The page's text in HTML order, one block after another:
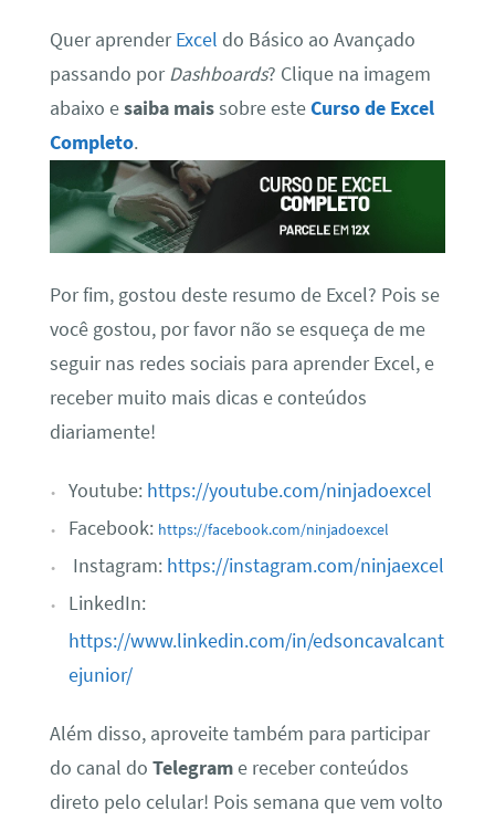
Quer aprenderExcel do Básico ao Avançado
passando porDashboards? Clique na imagem
abaixo esaiba maissobre esteCurso de Excel
Completo.
Por fim, gostou deste resumo de Excel? Pois se
você gostou, por favor não se esqueça de me
seguir nas redes sociais para aprender Excel, e
receber muito mais dicas e conteúdos
diariamente!
Youtube: https://youtube.com/ninjadoexcel
Facebook: https://facebook.com/ninjadoexcel
Instagram: https://instagram.com/ninjaexcel
LinkedIn:
https://www.linkedin.com/in/edsoncavalcant
ejunior/
Além disso, aproveite também para participar
do canal do Telegrame receber conteúdos
direto pelo celular! Pois semana que vem volto